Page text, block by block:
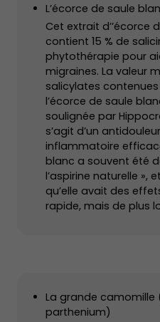
L’écorce de saule
Cet extrait d’’écorce
contient 15 % de
phytothérapie pour
migraines. La valeur
salicylates
l’écorce de saule
soulignée par
s’agit d’un
inflammatoire
blanc a souvent été
l’aspirine naturelle »,
qu’elle avait des
rapide, mais de plus
La grande
parthenium)